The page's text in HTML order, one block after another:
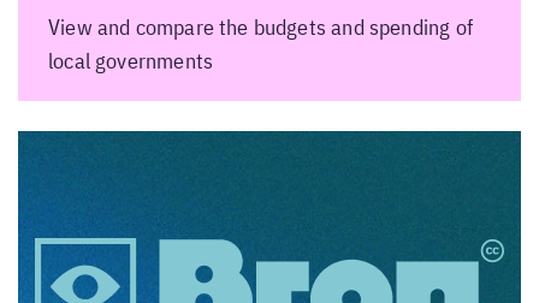
View and compare the budgets and spending of
local governments